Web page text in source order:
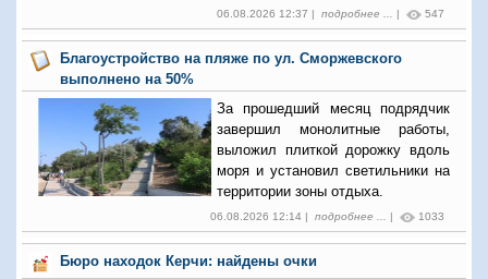
06.08.2026 12:37 | подробнее ... 547
Благоустройство на пляже по ул. Сморжевского
выполнено на 50%
За прошедший месяц подрядчик
завершил монолитные работы,
выложил плиткой дорожку вдоль
моря и установил светильники на
территории зоны отдыха.
06.08.2026 12:14 | подробнее ... 1033
Бюро находок Керчи: найдены очки